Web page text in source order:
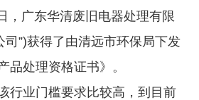
广东华清废旧电器处理有限
司”)获得了由清远市环保局下发
品处理资格证书》。
业门槛要求比较高，到目前